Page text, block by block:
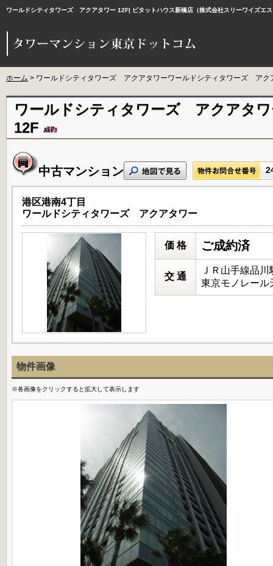
ワールドシティタワーズ アクアタワー 12F| ピタットハウス新橋店（株式会社スリーワイズエ
ホーム > ワールドシティタワーズ アクアタワーワールドシティタワーズ アク
ワールドシティタワーズ アクアタ
12F
中古マンション
港区港南4丁目
ワールドシティタワーズ アクアタワー
価 格 ご成約済
交 通
ＪＲ山手線品
東京モノレール
物件画像
※各画像をクリックすると拡大して表示します